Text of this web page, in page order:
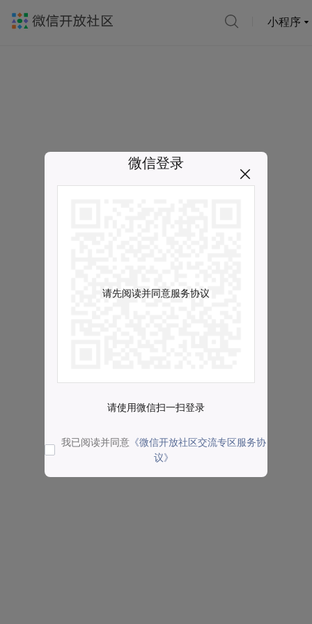
小程序
微信登录
请先阅读并同意服务协议
请使用微信扫一扫登录
我已阅读并同意 《微信开放社区交流专区服务协
议》